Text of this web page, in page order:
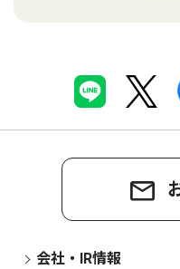
会社・IR情報